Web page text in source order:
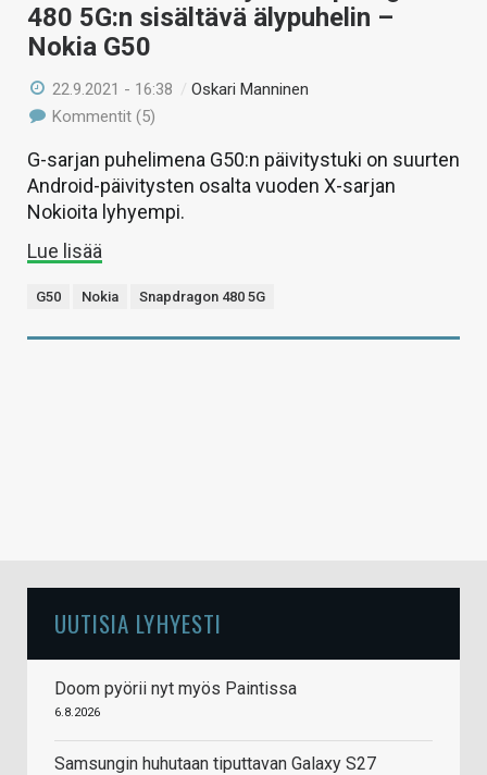
480 5G:n sisältävä älypuhelin –
Nokia G50
22.9.2021 - 16:38 /Oskari Manninen
Kommentit (5)
G-sarjan puhelimena G50:n päivitystuki on suurten
Android-päivitysten osalta vuoden X-sarjan
Nokioita lyhyempi.
Lue lisää
G50 Nokia Snapdragon 480 5G
UUTISIA LYHYESTI
Doom pyörii nyt myös Paintissa
6.8.2026
Samsungin huhutaan tiputtavan Galaxy S27